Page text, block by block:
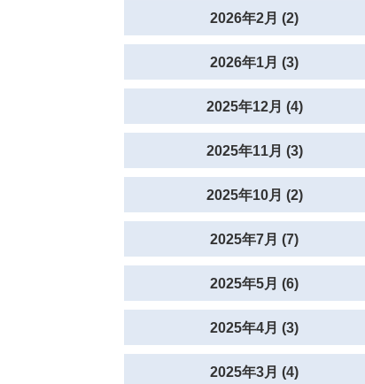
2026年2月 (2)
2026年1月 (3)
2025年12月 (4)
2025年11月 (3)
2025年10月 (2)
2025年7月 (7)
2025年5月 (6)
2025年4月 (3)
2025年3月 (4)